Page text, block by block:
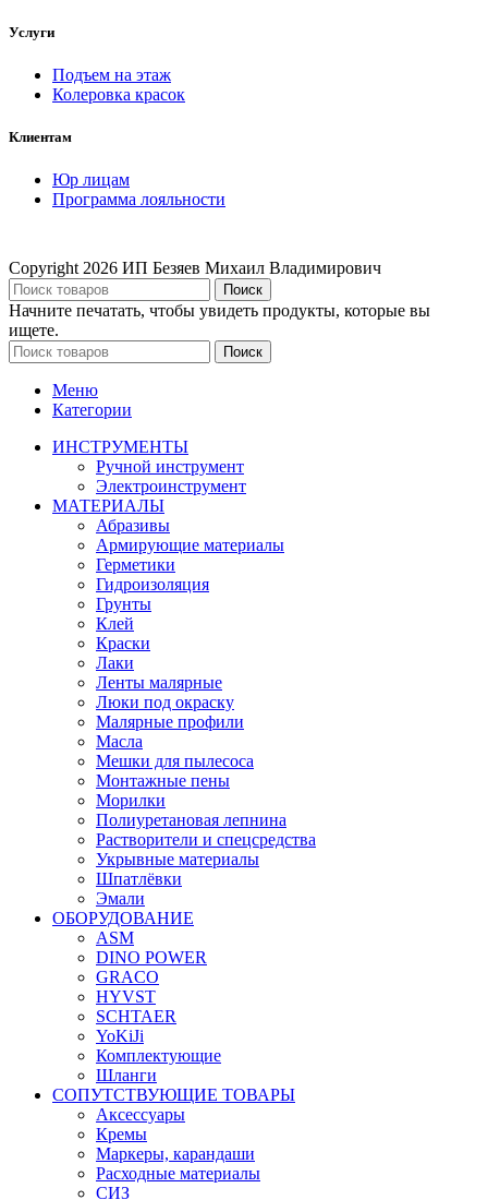
Услуги
Подъем на этаж
Колеровка красок
Клиентам
Юр лицам
Программа лояльности
Copyright 2026 ИП Безяев Михаил Владимирович
Поиск
Начните печатать, чтобы увидеть продукты, которые вы
ищете.
Поиск
Меню
Категории
ИНСТРУМЕНТЫ
Ручной инструмент
Электроинструмент
МАТЕРИАЛЫ
Абразивы
Армирующие материалы
Герметики
Гидроизоляция
Грунты
Клей
Краски
Лаки
Ленты малярные
Люки под окраску
Малярные профили
Масла
Мешки для пылесоса
Монтажные пены
Морилки
Полиуретановая лепнина
Растворители и спецсредства
Укрывные материалы
Шпатлёвки
Эмали
ОБОРУДОВАНИЕ
ASM
DINO POWER
GRACO
HYVST
SCHTAER
YoKiJi
Комплектующие
Шланги
СОПУТСТВУЮЩИЕ ТОВАРЫ
Аксессуары
Кремы
Маркеры, карандаши
Расходные материалы
СИЗ